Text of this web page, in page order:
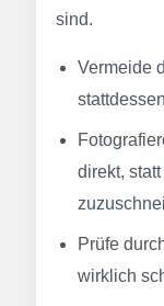
sind.
Vermeide
direkt,
Prüfe
wirklich